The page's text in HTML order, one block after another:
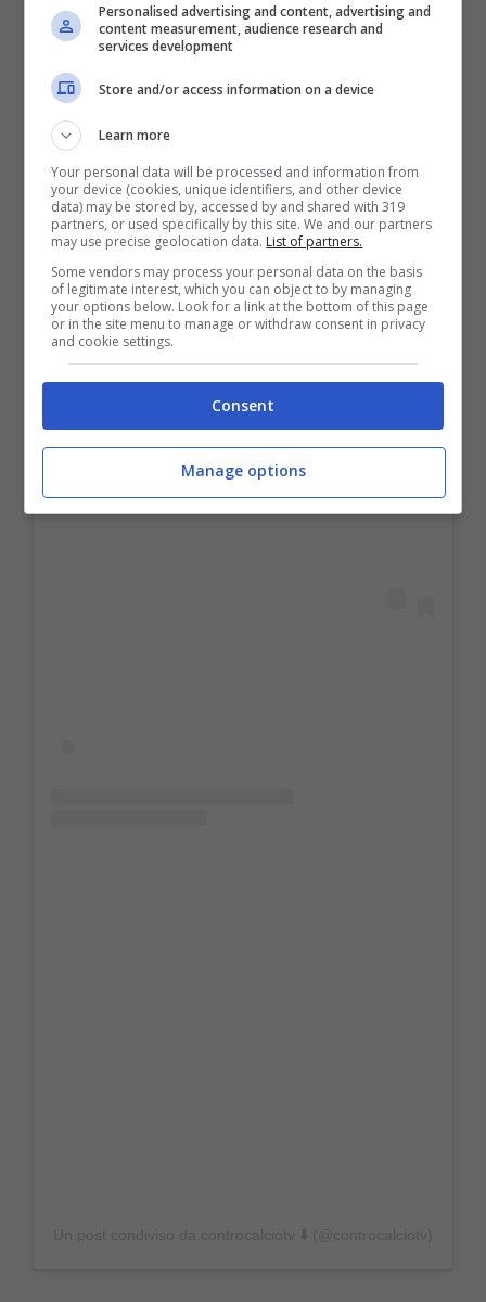
Visualizza questo post su Instagram
Personalised advertising and content, advertising and
content measurement, audience research and
services development
Store and/or access information on a device
Learn more
Your personal data will be processed and information from
your device (cookies, unique identifiers, and other device
data) may be stored by, accessed by and shared with 319
partners, or used specifically by this site. We and our partners
may use precise geolocation data. List of partners.
Some vendors may process your personal data on the basis
of legitimate interest, which you can object to by managing
your options below. Look for a link at the bottom of this page
or in the site menu to manage or withdraw consent in privacy
and cookie settings.
Consent
Manage options